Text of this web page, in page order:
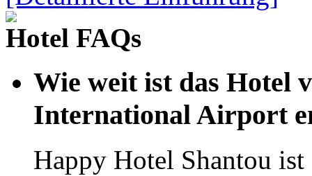
Hotel FAQs
Wie weit ist das Hotel
International Airport
Happy Hotel Shantou